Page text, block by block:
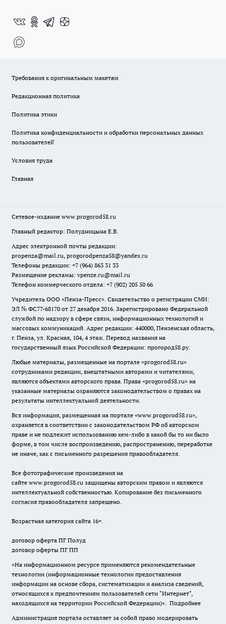
Требования к оригинальным макетам
Редакционная политика
Политика этики
Политика конфиденциальности и обработки персональных данных
пользователей̆
Условия труда
Главная
Сетевое-издание www.progorod58.ru
Главный редактор: Полудницына Е.В.
Адрес электронной почты редакции:
propenza@mail.ru, progorodpenza58@yandex.ru
Телефоны редакции: +7 (964) 863 31 33
Размещение рекламы: vpenze.ru@mail.ru
Телефон коммерческого отдела: +7 (902) 205 50 66
Учредитель ООО «Пенза-Пресс». Свидетельство о регистрации СМИ:
ЭЛ № ФС77-68170 от 27 декабря 2016. Зарегистрировано Федеральной
службой по надзору в сфере связи, информационных технологий и
массовых коммуникаций. Адрес редакции: 440000, Пензенская область,
г. Пенза, ул. Красная, 104, 4 этаж. Перевод названия на
государственный язык Российской Федерации: прогород58.ру.
Любые материалы, размещенные на портале «progorod58.ru»
сотрудниками редакции, внештатными авторами и читателями,
являются объектами авторского права. Права «progorod58.ru» на
указанные материалы охраняются законодательством о правах на
результаты интеллектуальной деятельности.
Вся информация, размещенная на портале «www.progorod58.ru»,
охраняется в соответствии с законодательством РФ об авторском
праве и не подлежит использованию кем-либо в какой бы то ни было
форме, в том числе воспроизведению, распространению, переработке
не иначе, как с письменного разрешения правообладателя.
Все фотографические произведения на
сайте www.progorod58.ru защищены авторским правом и являются
интеллектуальной собственностью. Копирование без письменного
согласия правообладателя запрещено.
Возрастная категория сайта 16+.
договор оферта ПГ Полуд
договор оферты ПГ ПП
«На информационном ресурсе применяются рекомендательные
технологии (информационные технологии предоставления
информации на основе сбора, систематизации и анализа сведений,
относящихся к предпочтениям пользователей сети "Интернет",
находящихся на территории Российской Федерации)». Подробнее
Администрация портала оставляет за собой право модерировать